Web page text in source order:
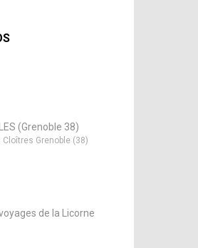
(Grenoble 38)
Cloîtres Grenoble (38)
de la Licorne